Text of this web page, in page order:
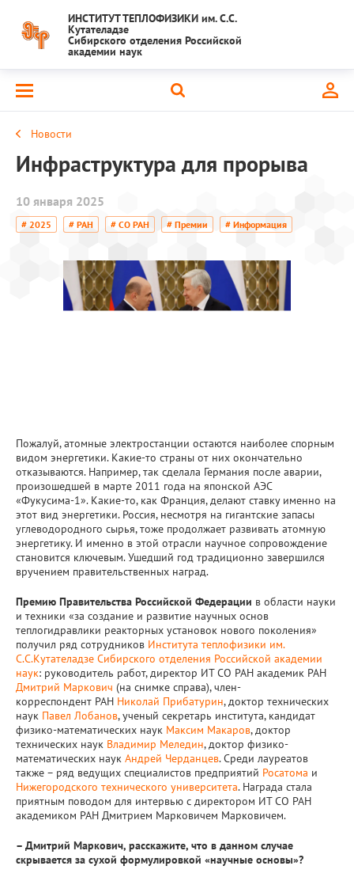
ИНСТИТУТ ТЕПЛОФИЗИКИ им. С.С.
Кутателадзе
Сибирского отделения Российской
академии наук
Новости
Инфраструктура для прорыва
10 января 2025
# 2025 # РАН # СО РАН # Премии # Информация
Пожалуй, атомные электростанции остаются наиболее спорным
видом энергетики. Какие-то страны от них окончательно
отказываются. Например, так сделала Германия после аварии,
произошедшей в марте 2011 года на японской АЭС
«Фукусима-1». Какие-то, как Франция, делают ставку именно на
этот вид энергетики. Россия, несмотря на гигантские запасы
углеводородного сырья, тоже продолжает развивать атомную
энергетику. И именно в этой отрасли научное сопровождение
становится ключевым. Ушедший год традиционно завершился
вручением правительственных наград.
Премию Правительства Российской Федерации в области науки
и техники «за создание и развитие научных основ
теплогидравлики реакторных установок нового поколения»
получил ряд сотрудников Института теплофизики им.
С.С.Кутателадзе Сибирского отделения Российской академии
наук: руководитель работ, директор ИТ СО РАН академик РАН
Дмитрий Маркович (на снимке справа), член-
корреспондент РАН Николай Прибатурин, доктор технических
наук Павел Лобанов, ученый секретарь института, кандидат
физико-математических наук Максим Макаров, доктор
технических наук Владимир Меледин, доктор физико-
математических наук Андрей Черданцев. Среди лауреатов
также – ряд ведущих специалистов предприятий Росатома и
Нижегородского технического университета. Награда стала
приятным поводом для интервью с директором ИТ СО РАН
академиком РАН Дмитрием Марковичем Марковичем.
– Дмитрий Маркович, расскажите, что в данном случае
скрывается за сухой формулировкой «научные основы»?